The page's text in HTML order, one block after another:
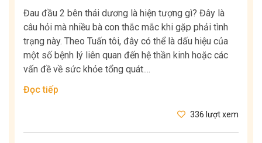
Đau đầu 2 bên thái dương là hiện tượng gì? Đây là
câu hỏi mà nhiều bà con thắc mắc khi gặp phải tình
trạng này. Theo Tuấn tôi, đây có thể là dấu hiệu của
một số bệnh lý liên quan đến hệ thần kinh hoặc các
vấn đề về sức khỏe tổng quát....
Đọc tiếp
336 lượt xem